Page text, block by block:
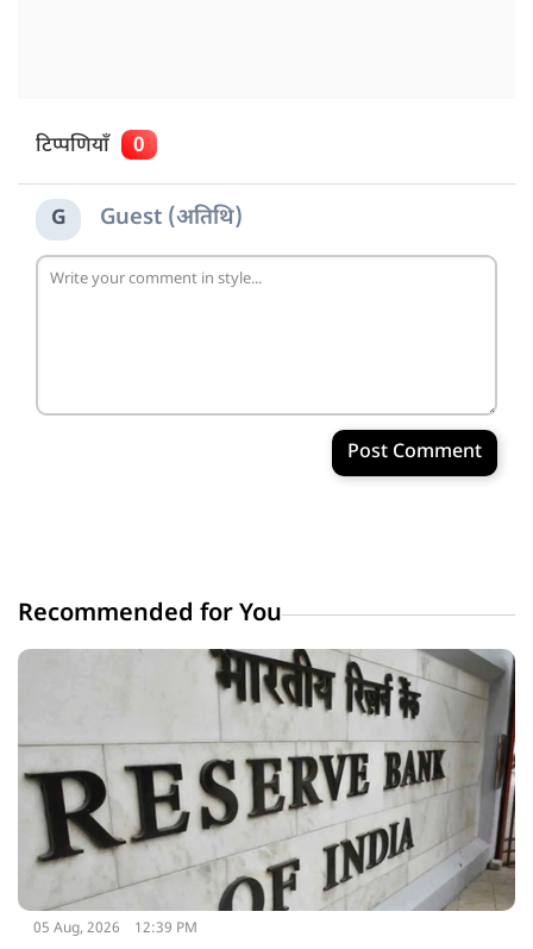
टिप्पणियाँ 0
G Guest (अतिथि)
Post Comment
Recommended for You
05 Aug, 2026 12:39 PM